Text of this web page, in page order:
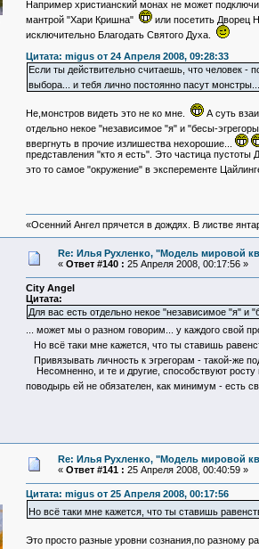
Например христианский монах не может
мантрой "Хари Кришна"
или посетить Дворец
исключительно Благодать Святого Духа.
Цитата: migus от 24 Апреля 2008, 09:28:33
Если ты действительно считаешь, что человек -
выбора... и тебя лично постоянно пасут
Не,монстров видеть это не ко мне.
А суть
отдельно некое "независимое "я" и "бесы-
ввергнуть в прочие излишества нехорошие...
представления "кто я есть". Это частица
это то самое "окружение" в эксперементе
«Осенний Ангел прячется в дождях. В листве
Re: Илья Рухленко, "Модель мировой
« Ответ #140 : 25 Апреля 2008, 00:17:56 »
City Angel
Цитата:
Для вас есть отдельно некое "независимое "я" и
... может мы о разном говорим... у каждого свой
Но всё таки мне кажется, что ты ставишь
Привязывать личность к эгрегорам - такой-же
Несомненно, и те и другие, способствуют росту
поводырь ей не обязателен, как минимум - есть
Re: Илья Рухленко, "Модель мировой
« Ответ #141 : 25 Апреля 2008, 00:40:59 »
Цитата: migus от 25 Апреля 2008, 00:17:56
Но всё таки мне кажется, что ты ставишь
Это просто разные уровни сознания,по разному